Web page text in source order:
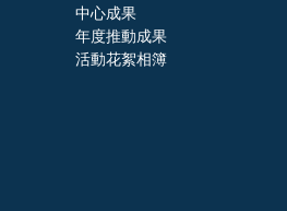
中心成果
年度推動成果
活動花絮相簿